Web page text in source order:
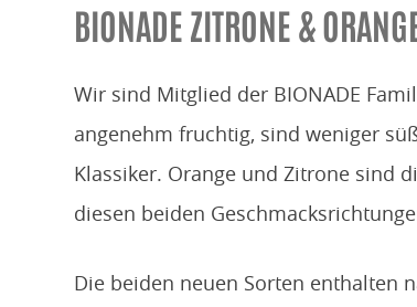
BIONADE ZITRONE &
Wir sind Mitglied der BIONADE
angenehm fruchtig, sind weniger
Klassiker. Orange und Zitrone sind
diesen beiden
Die beiden neuen Sorten enthalten